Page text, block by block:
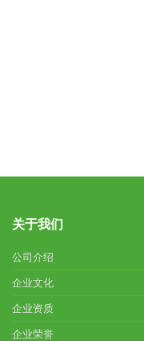
关于我们
公司介绍
企业文化
企业资质
企业荣誉